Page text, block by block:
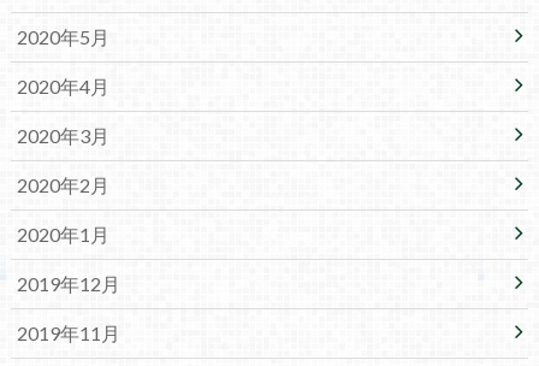
2020年5月
2020年4月
2020年3月
2020年2月
2020年1月
2019年12月
2019年11月